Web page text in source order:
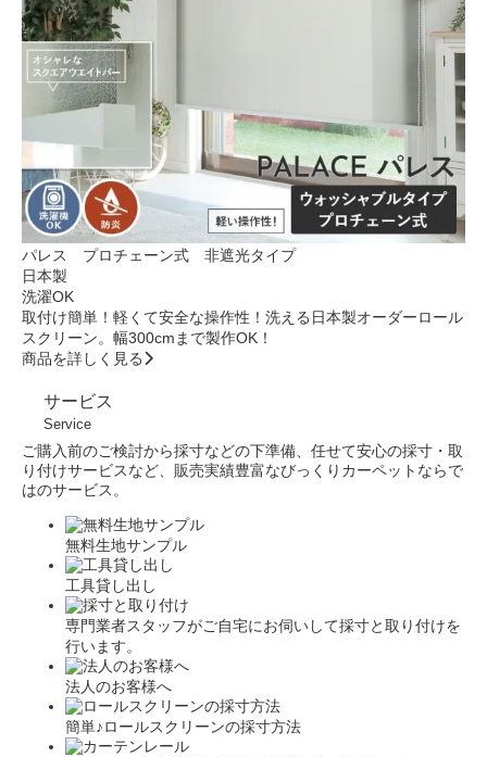
パレス プロチェーン式 非遮光タイプ
日本製
洗濯OK
取付け簡単！軽くて安全な操作性！洗える日本製オーダーロール
スクリーン。幅300cmまで製作OK！
商品を詳しく見る
サービス
Service
ご購入前のご検討から採寸などの下準備、任せて安心の採寸・取
り付けサービスなど、販売実績豊富なびっくりカーペットならで
はのサービス。
無料生地サンプル
工具貸し出し
専門業者スタッフがご自宅にお伺いして採寸と取り付けを
行います。
法人のお客様へ
簡単♪ロールスクリーンの採寸方法